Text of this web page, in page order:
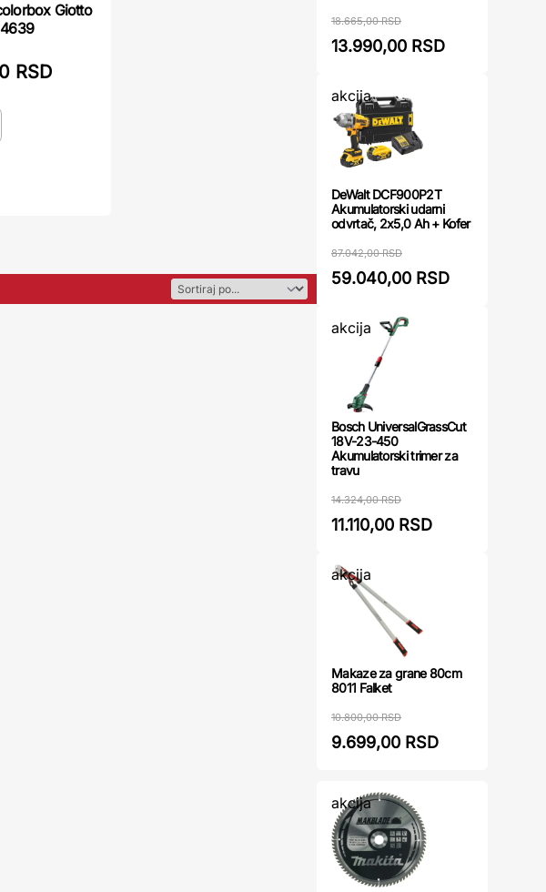
Giotto
RSD
18.665,00 RSD
13.990,00 RSD
akcija
DeWalt DCF900P2T
Akumulatorski udarni
odvrtač, 2x5,0 Ah + Kofer
87.042,00 RSD
59.040,00 RSD
akcija
Bosch UniversalGrassCut
18V-23-450
Akumulatorski trimer za
travu
14.324,00 RSD
11.110,00 RSD
akcija
Makaze za grane 80cm
8011 Falket
10.800,00 RSD
9.699,00 RSD
akcija